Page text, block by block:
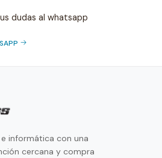
dudas al whatsapp
informática con una
cercana y compra